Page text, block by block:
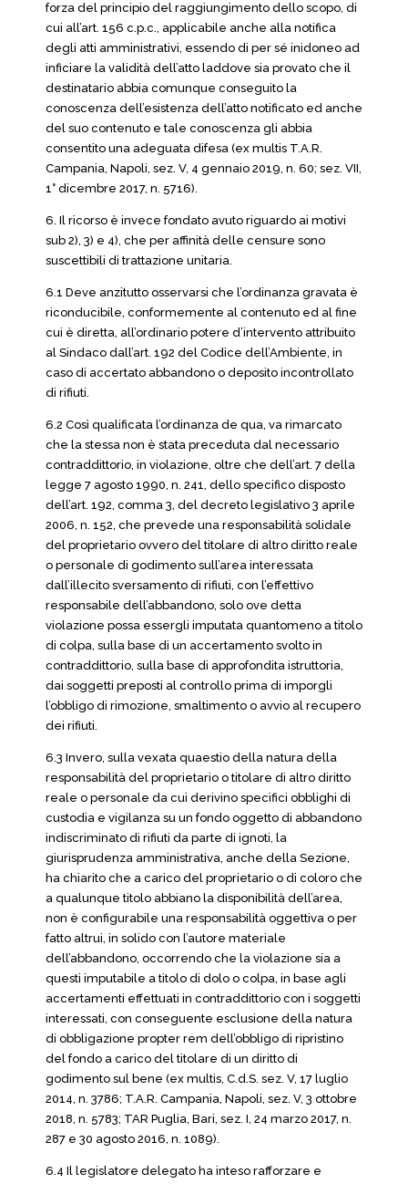
forza del principio del raggiungimento dello scopo, di
cui all’art. 156 c.p.c., applicabile anche alla notifica
degli atti amministrativi, essendo di per sé inidoneo ad
inficiare la validità dell’atto laddove sia provato che il
destinatario abbia comunque conseguito la
conoscenza dell’esistenza dell’atto notificato ed anche
del suo contenuto e tale conoscenza gli abbia
consentito una adeguata difesa (ex multis T.A.R.
Campania, Napoli, sez. V, 4 gennaio 2019, n. 60; sez. VII,
1° dicembre 2017, n. 5716).
6. Il ricorso è invece fondato avuto riguardo ai motivi
sub 2), 3) e 4), che per affinità delle censure sono
suscettibili di trattazione unitaria.
6.1 Deve anzitutto osservarsi che l’ordinanza gravata è
riconducibile, conformemente al contenuto ed al fine
cui è diretta, all’ordinario potere d’intervento attribuito
al Sindaco dall’art. 192 del Codice dell’Ambiente, in
caso di accertato abbandono o deposito incontrollato
di rifiuti.
6.2 Così qualificata l’ordinanza de qua, va rimarcato
che la stessa non è stata preceduta dal necessario
contraddittorio, in violazione, oltre che dell’art. 7 della
legge 7 agosto 1990, n. 241, dello specifico disposto
dell’art. 192, comma 3, del decreto legislativo 3 aprile
2006, n. 152, che prevede una responsabilità solidale
del proprietario ovvero del titolare di altro diritto reale
o personale di godimento sull’area interessata
dall’illecito sversamento di rifiuti, con l’effettivo
responsabile dell’abbandono, solo ove detta
violazione possa essergli imputata quantomeno a titolo
di colpa, sulla base di un accertamento svolto in
contraddittorio, sulla base di approfondita istruttoria,
dai soggetti preposti al controllo prima di imporgli
l’obbligo di rimozione, smaltimento o avvio al recupero
dei rifiuti.
6.3 Invero, sulla vexata quaestio della natura della
responsabilità del proprietario o titolare di altro diritto
reale o personale da cui derivino specifici obblighi di
custodia e vigilanza su un fondo oggetto di abbandono
indiscriminato di rifiuti da parte di ignoti, la
giurisprudenza amministrativa, anche della Sezione,
ha chiarito che a carico del proprietario o di coloro che
a qualunque titolo abbiano la disponibilità dell’area,
non è configurabile una responsabilità oggettiva o per
fatto altrui, in solido con l’autore materiale
dell’abbandono, occorrendo che la violazione sia a
questi imputabile a titolo di dolo o colpa, in base agli
accertamenti effettuati in contraddittorio con i soggetti
interessati, con conseguente esclusione della natura
di obbligazione propter rem dell’obbligo di ripristino
del fondo a carico del titolare di un diritto di
godimento sul bene (ex multis, C.d.S. sez. V, 17 luglio
2014, n. 3786; T.A.R. Campania, Napoli, sez. V, 3 ottobre
2018, n. 5783; TAR Puglia, Bari, sez. I, 24 marzo 2017, n.
287 e 30 agosto 2016, n. 1089).
6.4 Il legislatore delegato ha inteso rafforzare e